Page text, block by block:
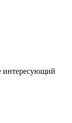
интересующий